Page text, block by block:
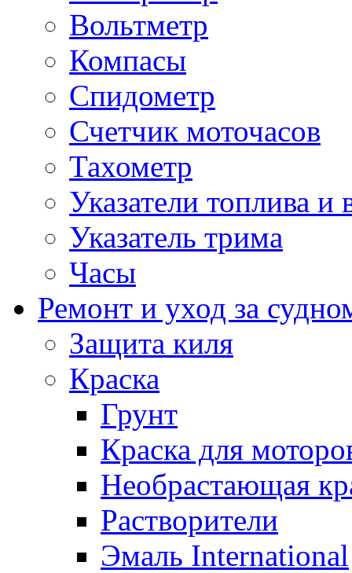
Вольтметр
Компасы
Спидометр
Счетчик моточасов
Тахометр
Указатели топлива и
Указатель трима
Часы
Ремонт и уход за
Защита киля
Краска
Грунт
Краска для
Необрастающая
Растворители
Эмаль International